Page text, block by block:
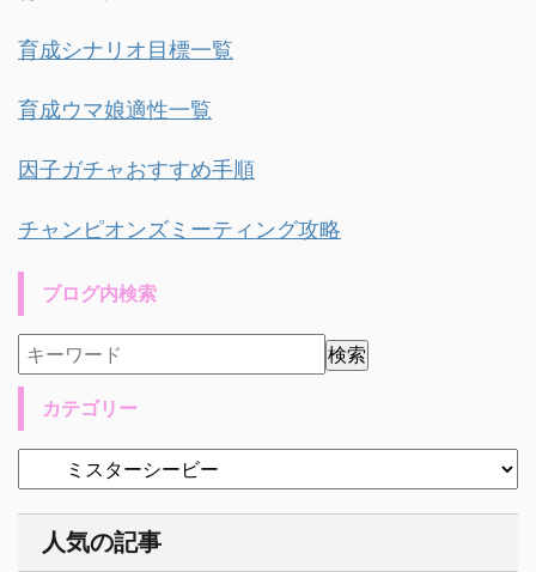
育成シナリオ目標一覧
育成ウマ娘適性一覧
因子ガチャおすすめ手順
チャンピオンズミーティング攻略
ブログ内検索
カテゴリー
人気の記事